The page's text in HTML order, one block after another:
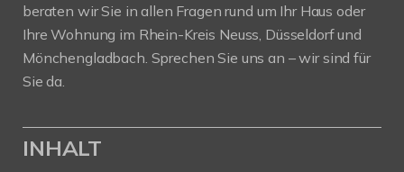
beraten wir Sie in allen Fragen rund um Ihr Haus oder
Ihre Wohnung im Rhein-Kreis Neuss, Düsseldorf und
Mönchengladbach. Sprechen Sie uns an – wir sind für
Sie da.
INHALT